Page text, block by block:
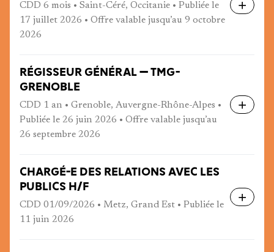
CDD 6 mois • Saint-Céré, Occitanie • Publiée le
17 juillet 2026 • Offre valable jusqu’au 9 octobre
2026
RÉGISSEUR GÉNÉRAL — TMG-
GRENOBLE
CDD 1 an • Grenoble, Auvergne-Rhône-Alpes •
Publiée le 26 juin 2026 • Offre valable jusqu’au
26 septembre 2026
CHARGÉ-E DES RELATIONS AVEC LES
PUBLICS H/F
CDD 01/09/2026 • Metz, Grand Est • Publiée le
11 juin 2026